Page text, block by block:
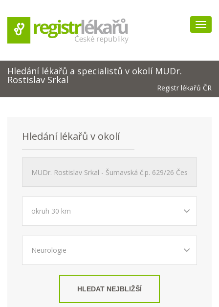
Hledání lékařů a specialistů v okolí MUDr.
Rostislav Srkal
Registr lékařů ČR
Hledání lékařů v okolí
HLEDAT NEJBLIŽŠÍ